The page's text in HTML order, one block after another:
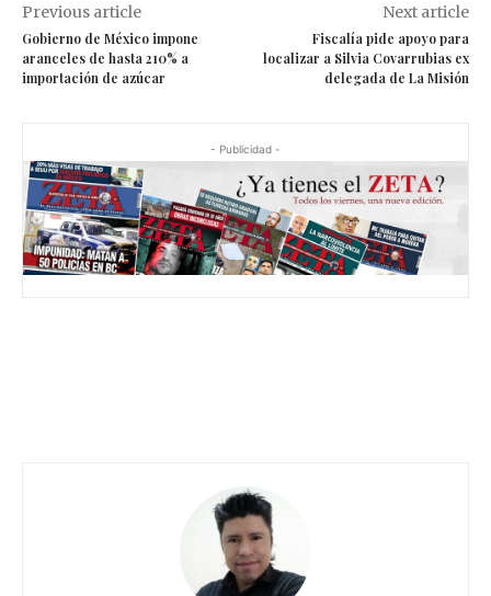
Previous article
Gobierno de México impone
aranceles de hasta 210% a
importación de azúcar
Next article
Fiscalía pide apoyo para
localizar a Silvia Covarrubias ex
delegada de La Misión
- Publicidad -